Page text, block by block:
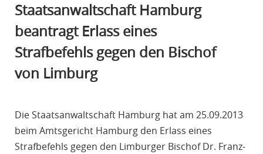
Staatsanwaltschaft Hamburg
beantragt Erlass eines
Strafbefehls gegen den Bischof
von Limburg
Die Staatsanwaltschaft Hamburg hat am 25.09.2013
beim Amtsgericht Hamburg den Erlass eines
Strafbefehls gegen den Limburger Bischof Dr. Franz-